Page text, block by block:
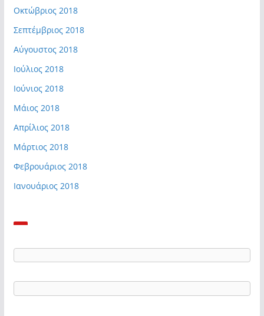
Οκτώβριος 2018
Σεπτέμβριος 2018
Αύγουστος 2018
Ιούλιος 2018
Ιούνιος 2018
Μάιος 2018
Απρίλιος 2018
Μάρτιος 2018
Φεβρουάριος 2018
Ιανουάριος 2018